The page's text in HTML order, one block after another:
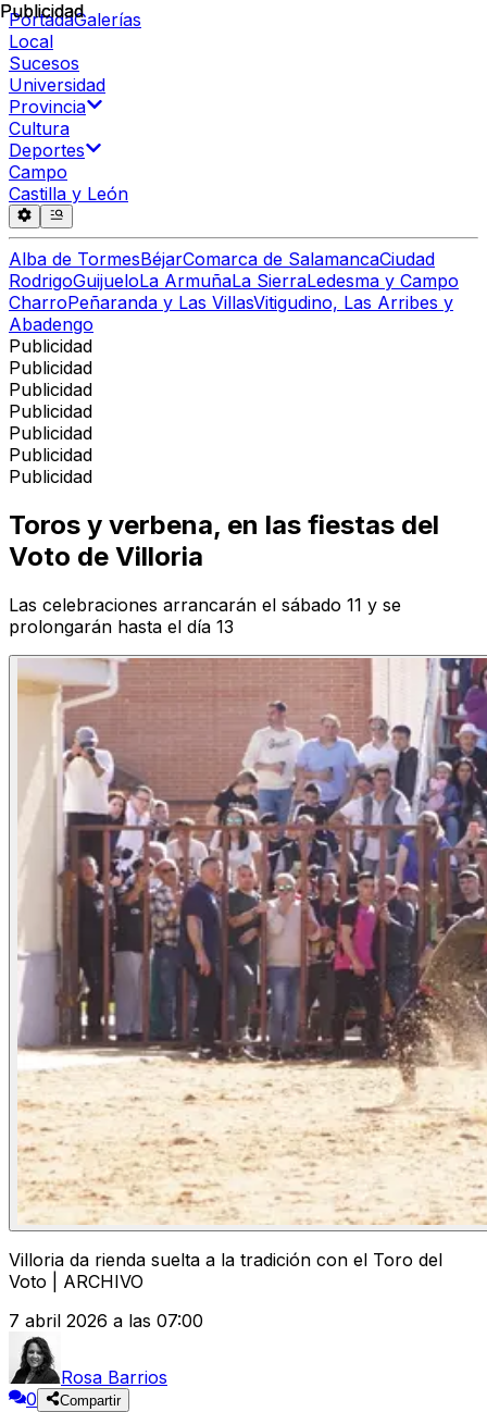
PortadaGalerías
Local
Sucesos
Universidad
Provincia
Cultura
Deportes
Campo
Castilla y León
Alba de TormesBéjarComarca de SalamancaCiudad
RodrigoGuijueloLa ArmuñaLa SierraLedesma y Campo
CharroPeñaranda y Las VillasVitigudino, Las Arribes y
Abadengo
Publicidad
Publicidad
Publicidad
Publicidad
Publicidad
Publicidad
Publicidad
Publicidad
Toros y verbena, en las fiestas del
Voto de Villoria
Las celebraciones arrancarán el sábado 11 y se
prolongarán hasta el día 13
Villoria da rienda suelta a la tradición con el Toro del
Voto | ARCHIVO
7 abril 2026 a las 07:00
Rosa Barrios
0
Compartir
Publicidad